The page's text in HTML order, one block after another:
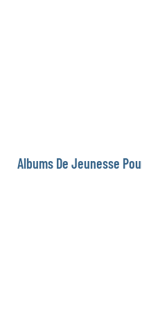
Albums De Jeunesse